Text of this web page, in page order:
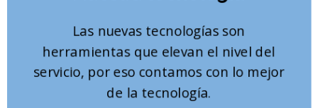
Las nuevas tecnologías son
herramientas que elevan el nivel del
servicio, por eso contamos con lo mejor
de la tecnología.